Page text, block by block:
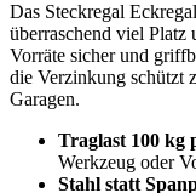
Das Steckregal
überraschend viel Platz
Vorräte sicher und
die Verzinkung schützt
Garagen.
Traglast 100 kg
Werkzeug oder
Stahl statt